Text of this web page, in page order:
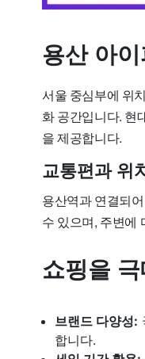
용산 아
서울 중심부에 위
화 공간입니다. 현
을 제공합니다.
교통편과 위치
용산역과 연결되
수 있으며, 주변에
쇼핑을
브랜드 다양성:
합니다.